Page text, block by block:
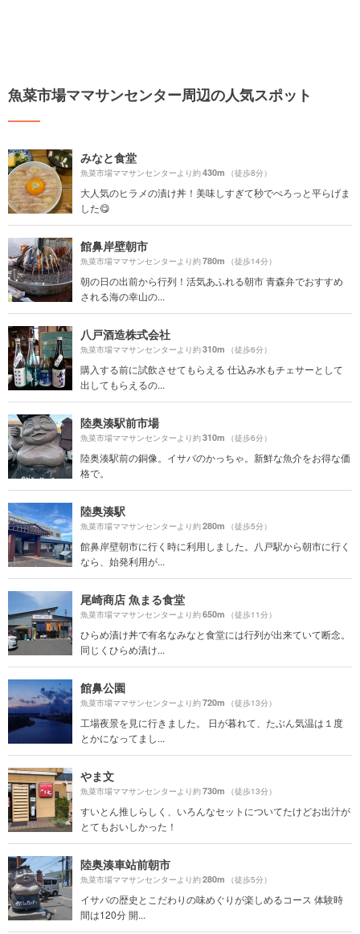
魚菜市場ママサンセンター周辺の人気スポット
みなと食堂
魚菜市場ママサンセンターより約430m （徒歩8分）
大人気のヒラメの漬け丼！美味しすぎて秒でぺろっと平らげま
した😋
館鼻岸壁朝市
魚菜市場ママサンセンターより約780m （徒歩14分）
朝の日の出前から行列！活気あふれる朝市 青森弁でおすすめ
される海の幸山の...
八戸酒造株式会社
魚菜市場ママサンセンターより約310m （徒歩6分）
購入する前に試飲させてもらえる 仕込み水もチェサーとして
出してもらえるの...
陸奥湊駅前市場
魚菜市場ママサンセンターより約310m （徒歩6分）
陸奥湊駅前の銅像。イサバのかっちゃ。新鮮な魚介をお得な価
格で。
陸奥湊駅
魚菜市場ママサンセンターより約280m （徒歩5分）
館鼻岸壁朝市に行く時に利用しました。八戸駅から朝市に行く
なら、始発利用が...
尾崎商店 魚まる食堂
魚菜市場ママサンセンターより約650m （徒歩11分）
ひらめ漬け丼で有名なみなと食堂には行列が出来ていて断念。
同じくひらめ漬け...
館鼻公園
魚菜市場ママサンセンターより約720m （徒歩13分）
工場夜景を見に行きました。 日が暮れて、たぶん気温は１度
とかになってまし...
やま文
魚菜市場ママサンセンターより約730m （徒歩13分）
すいとん推しらしく、いろんなセットについてたけどお出汁が
とてもおいしかった！
陸奥湊車站前朝市
魚菜市場ママサンセンターより約280m （徒歩5分）
イサバの歴史とこだわりの味めぐりが楽しめるコース 体験時
間は120分 開...